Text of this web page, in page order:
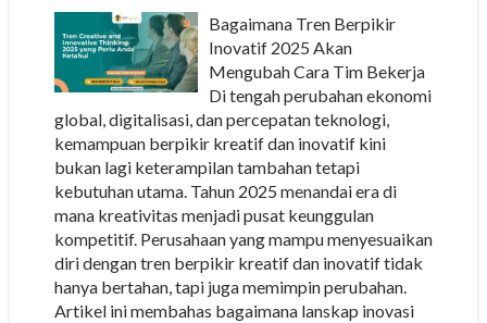
Bagaimana Tren Berpikir
Inovatif 2025 Akan
Mengubah Cara Tim Bekerja
Di tengah perubahan ekonomi
global, digitalisasi, dan percepatan teknologi,
kemampuan berpikir kreatif dan inovatif kini
bukan lagi keterampilan tambahan tetapi
kebutuhan utama. Tahun 2025 menandai era di
mana kreativitas menjadi pusat keunggulan
kompetitif. Perusahaan yang mampu menyesuaikan
diri dengan tren berpikir kreatif dan inovatif tidak
hanya bertahan, tapi juga memimpin perubahan.
Artikel ini membahas bagaimana lanskap inovasi